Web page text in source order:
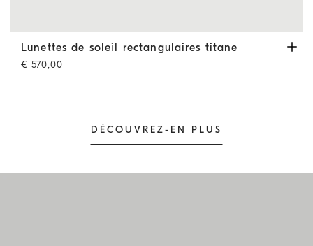
Lunettes de soleil rectangulaires titane Marron
Lunettes de soleil rectangulaires titane
€ 570,00
DÉCOUVREZ-EN PLUS